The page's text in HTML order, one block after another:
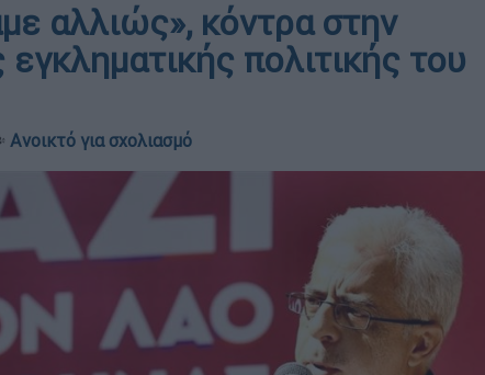
αλλιώς», κόντρα στην
πολιτικής του
Ανοικτό για σχολιασμό